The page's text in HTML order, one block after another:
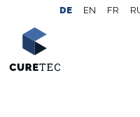
DE EN FR